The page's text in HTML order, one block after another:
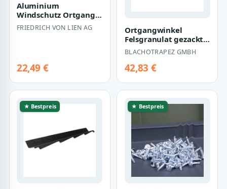
Aluminium
Windschutz Ortgang |
für Pfannenprofile
FRIEDRICH VON LIEN AG
22,49 €
Ortgangwinkel
Felsgranulat gezackt
1250 mm Länge für
Storm
BLACHOTRAPEZ GMBH
42,83 €
★ Bestpreis ★ Bestpreis